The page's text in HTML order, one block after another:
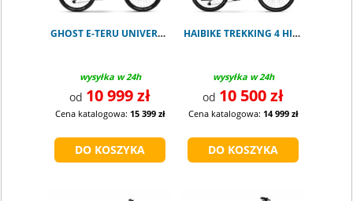
GHOST E-TERU UNIVERSAL atlantic blue
wysyłka w 24h
od 10 999 zł
Cena katalogowa: 15 399 zł
HAIBIKE TREKKING 4 HIGH ORANGE
wysyłka w 24h
od 10 500 zł
Cena katalogowa: 14 999 zł